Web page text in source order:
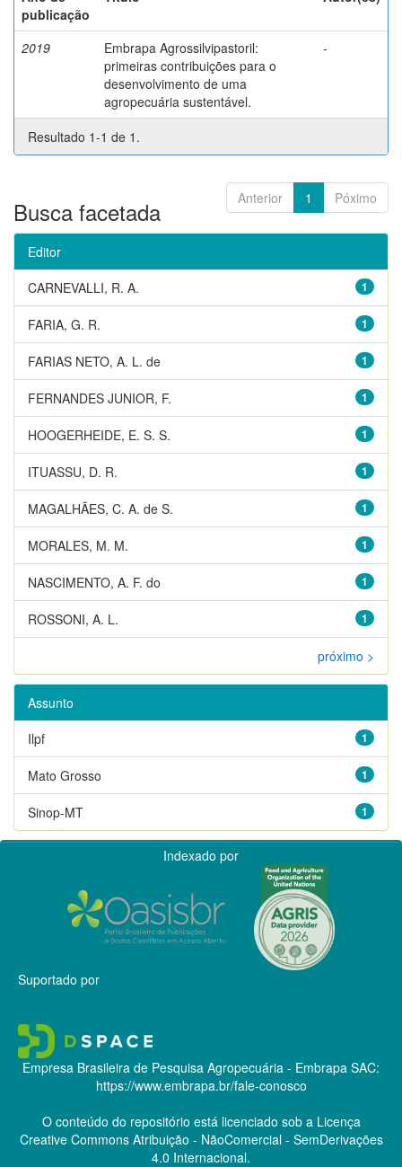
publicação
2019
Embrapa Agrossilvipastoril:
primeiras contribuições para o
desenvolvimento de uma
agropecuária sustentável.
-
Resultado 1-1 de 1.
Anterior 1 Póximo
Busca facetada
Editor
1
CARNEVALLI, R. A.
1
FARIA, G. R.
1
FARIAS NETO, A. L. de
1
FERNANDES JUNIOR, F.
1
HOOGERHEIDE, E. S. S.
1
ITUASSU, D. R.
1
MAGALHÃES, C. A. de S.
1
MORALES, M. M.
1
NASCIMENTO, A. F. do
1
ROSSONI, A. L.
próximo >
Assunto
1
Ilpf
1
Mato Grosso
1
Sinop-MT
Indexado por
Suportado por
Empresa Brasileira de Pesquisa Agropecuária - Embrapa SAC:
https://www.embrapa.br/fale-conosco
O conteúdo do repositório está licenciado sob a Licença
Creative CommonsAtribuição - NãoComercial - SemDerivações
4.0 Internacional.